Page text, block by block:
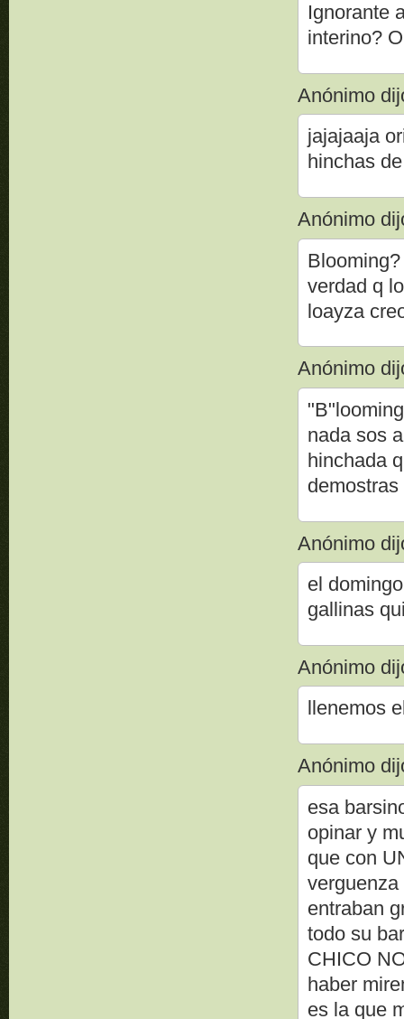
Ignorante
interino?
Anónimo
jajajaaja
hinchas
Anónimo
verdad q
loayza
Anónimo
nada sos
hinchada
Anónimo
el
gallinas
Anónimo
llenemos
Anónimo
esa
opinar y
que con
entraban
todo su
CHICO
haber
es la que